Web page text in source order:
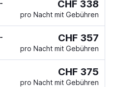
CHF 338
pro Nacht mit Gebühren
CHF 357
pro Nacht mit Gebühren
CHF 375
pro Nacht mit Gebühren